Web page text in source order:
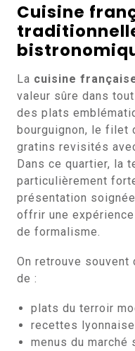
Cuisine
La cuisine
valeur sûre dans
des plats
bourguignon, le filet
gratins revisités
Dans ce quartier, la
particulièrement
présentation
offrir une
de formalisme.
On retrouve
de :
plats du terroir
recettes
menus du marché